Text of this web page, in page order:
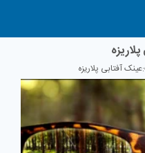
عینک آفتابی پلاریزه